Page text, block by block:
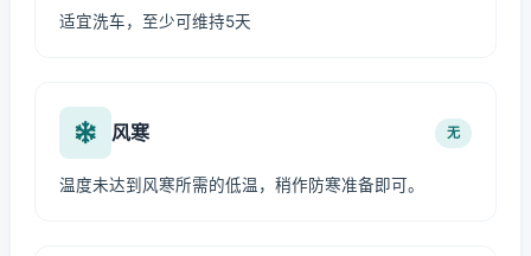
适宜洗车，至少可维持5天
风寒 无
温度未达到风寒所需的低温，稍作防寒准备即可。